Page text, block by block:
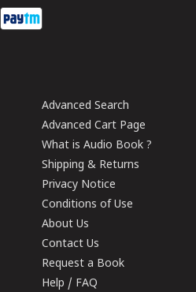
Advanced Search
Advanced Cart Page
What is Audio Book ?
Shipping & Returns
Privacy Notice
Conditions of Use
About Us
Contact Us
Request a Book
Help / FAQ